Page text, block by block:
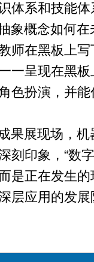
体系和技能体
象概念如何在
师在黑板上
一呈现在黑
色扮演，并
果展现场，
刻印象，“数
是正在发生
层应用的发展